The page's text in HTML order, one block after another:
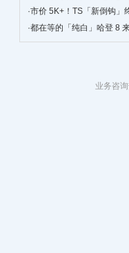
·市价 5K+！TS「新倒钩」
·都在等的「纯白」哈登 8
业务咨